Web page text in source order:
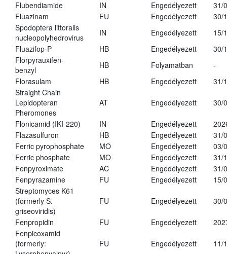
Flubendiamide IN Engedélyezett
31/
Fluazinam
FU Engedélyezett
30/
Spodoptera littoralis
nucleopolyhedrovirus
IN Engedélyezett
15/
Fluazifop-P
HB Engedélyezett
30/
Florpyrauxifen-
benzyl
HB Folyamatban
-
Florasulam
HB Engedélyezett
31/
Straight Chain
Lepidopteran
Pheromones
AT Engedélyezett 30/
Flonicamid (IKI-220) IN Engedélyezett
Flazasulfuron
HB Engedélyezett
31/
Ferric pyrophosphate
MO Engedélyezett
03/
Ferric phosphate
MO Engedélyezett
31/
Fenpyroximate
AC Engedélyezett
31/
Fenpyrazamine
FU Engedélyezett
15/
Streptomyces K61
(formerly S.
griseoviridis)
FU Engedélyezett 30/
Fenpropidin FU Engedélyezett
Fenpicoxamid
(formerly:
FU Engedélyezett 11/